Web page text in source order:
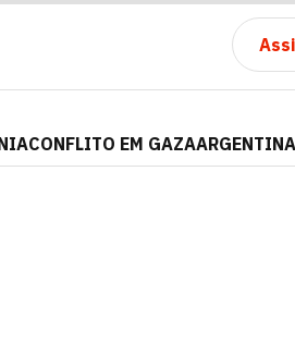
CONFLITO EM GAZAARGENTINA